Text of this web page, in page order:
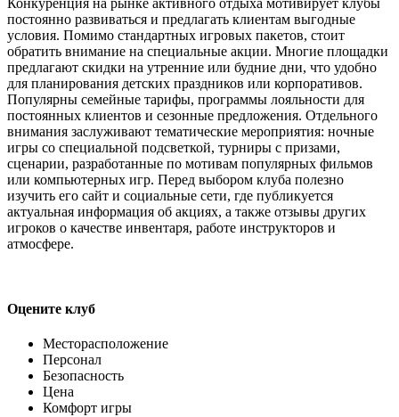
постоянно развиваться и предлагать клиентам выгодные
условия. Помимо стандартных игровых пакетов, стоит
обратить внимание на специальные акции. Многие площадки
предлагают скидки на утренние или будние дни, что удобно
для планирования детских праздников или корпоративов.
Популярны семейные тарифы, программы лояльности для
постоянных клиентов и сезонные предложения. Отдельного
внимания заслуживают тематические мероприятия: ночные
игры со специальной подсветкой, турниры с призами,
сценарии, разработанные по мотивам популярных фильмов
или компьютерных игр. Перед выбором клуба полезно
изучить его сайт и социальные сети, где публикуется
актуальная информация об акциях, а также отзывы других
игроков о качестве инвентаря, работе инструкторов и
атмосфере.
Оцените клуб
Месторасположение
Персонал
Безопасность
Цена
Комфорт игры